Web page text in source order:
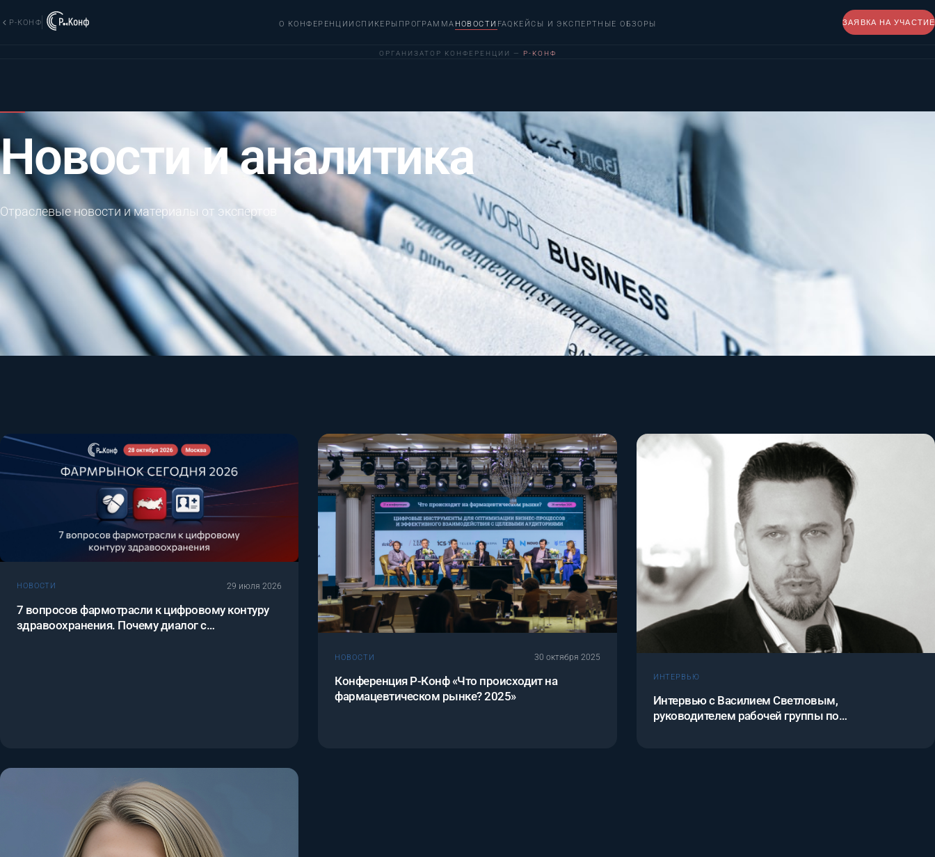
Р-КОНФ О КОНФЕРЕНЦИИ СПИКЕРЫ ПРОГРАММА НОВОСТИ FAQ КЕЙСЫ И ЭКСПЕРТНЫЕ ОБЗОРЫ ЗАЯВКА НА УЧАСТИЕ
ОРГАНИЗАТОР КОНФЕРЕНЦИИ — Р-КОНФ
Новости и аналитика
Отраслевые новости и материалы от экспертов
НОВОСТИ 29 июля 2026
7 вопросов фармотрасли к цифровому контуру
здравоохранения. Почему диалог с
НОВОСТИ 30 октября 2025
Конференция Р-Конф «Что происходит на
фармацевтическом рынке? 2025»
ИНТЕРВЬЮ
Интервью с Василием Светловым,
руководителем рабочей группы по